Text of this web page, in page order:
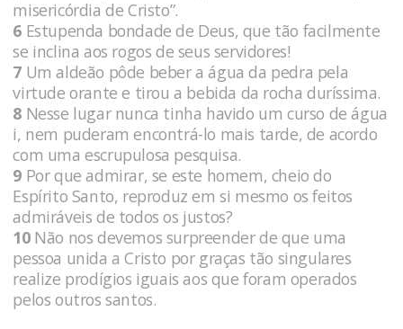
misericórdia de Cristo”.
6 Estupenda bondade de Deus, que tão facilmente
se inclina aos rogos de seus servidores!
7 Um aldeão pôde beber a água da pedra pela
virtude orante e tirou a bebida da rocha duríssima.
8 Nesse lugar nunca tinha havido um curso de água
i, nem puderam encontrá-lo mais tarde, de acordo
com uma escrupulosa pesquisa.
9 Por que admirar, se este homem, cheio do
Espírito Santo, reproduz em si mesmo os feitos
admiráveis de todos os justos?
10Não nos devemos surpreender de que uma
pessoa unida a Cristo por graças tão singulares
realize prodígios iguais aos que foram operados
pelos outros santos.